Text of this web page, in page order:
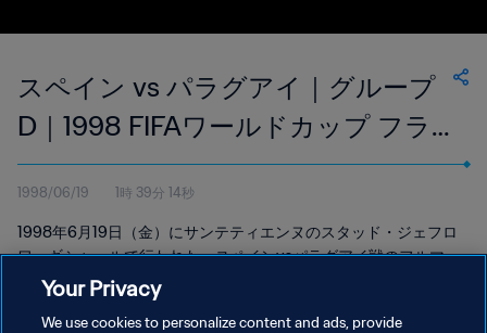
スペイン vs パラグアイ｜グループ
D｜1998 FIFAワールドカップ フラ
ンス｜フルマッチリプレイ
1998/06/19 1時 39分 14秒
1998年6月19日（金）にサンテティエンヌのスタッド・ジェフロ
ワ・ギシャールで行われた、スペインvsパラグアイ戦のフルマッ
チリプレイをご覧下さい。
Your Privacy
We use cookies to personalize content and ads, provide